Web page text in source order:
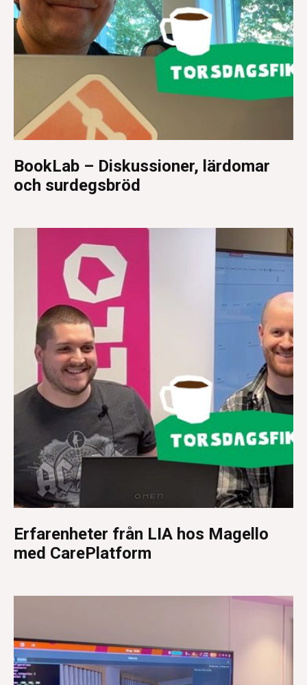
BookLab – Diskussioner, lärdomar
och surdegsbröd
Erfarenheter från LIA hos Magello
med CarePlatform